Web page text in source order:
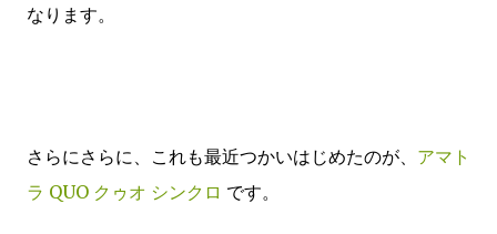
なります。
さらにさらに、これも最近つかいはじめたのが、 アマト
ラ QUO クゥオ シンクロ です。